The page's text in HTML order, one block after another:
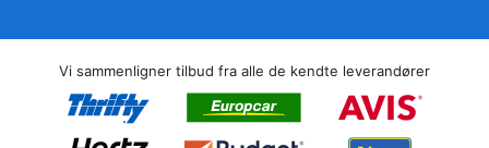
Vi sammenligner tilbud fra alle de kendte leverandører